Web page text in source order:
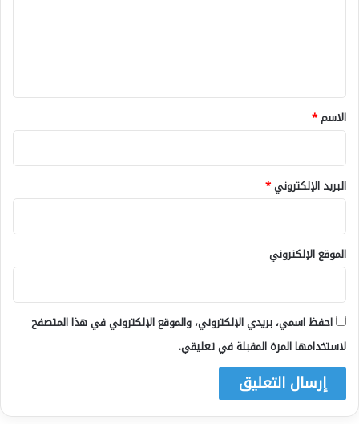
*
الاسم*
البريد الإلكتروني*
الموقع الإلكتروني
احفظ اسمي، بريدي الإلكتروني، والموقع الإلكتروني في هذا المتصفح
لاستخدامها المرة المقبلة في تعليقي.